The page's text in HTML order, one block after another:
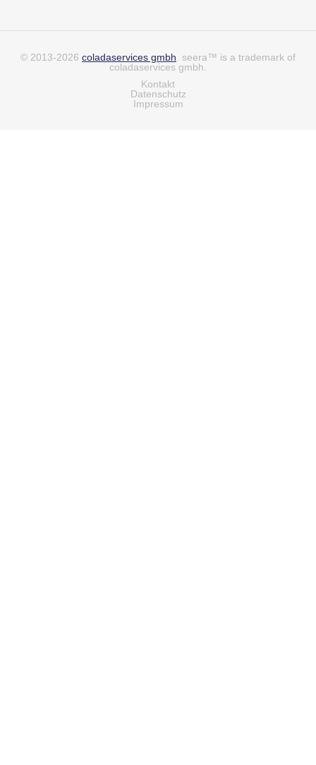
© 2013-2026 coladaservices gmbh . seera™ is a trademark of
coladaservices gmbh.
Kontakt
Datenschutz
Impressum